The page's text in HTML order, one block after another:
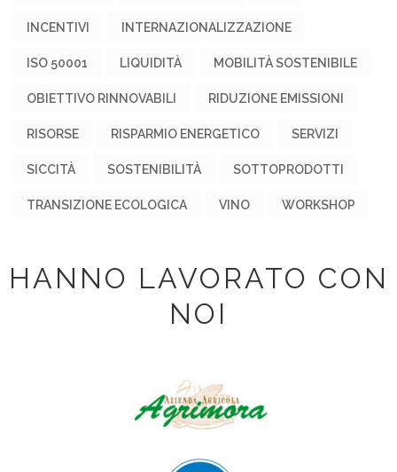
INCENTIVI INTERNAZIONALIZZAZIONE
ISO 50001 LIQUIDITÀ MOBILITÀ SOSTENIBILE
OBIETTIVO RINNOVABILI RIDUZIONE EMISSIONI
RISORSE RISPARMIO ENERGETICO SERVIZI
SICCITÀ SOSTENIBILITÀ SOTTOPRODOTTI
TRANSIZIONE ECOLOGICA VINO WORKSHOP
HANNO LAVORATO CON
NOI